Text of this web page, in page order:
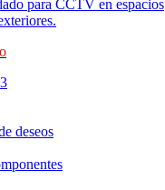
para CCTV en espacios
deseos